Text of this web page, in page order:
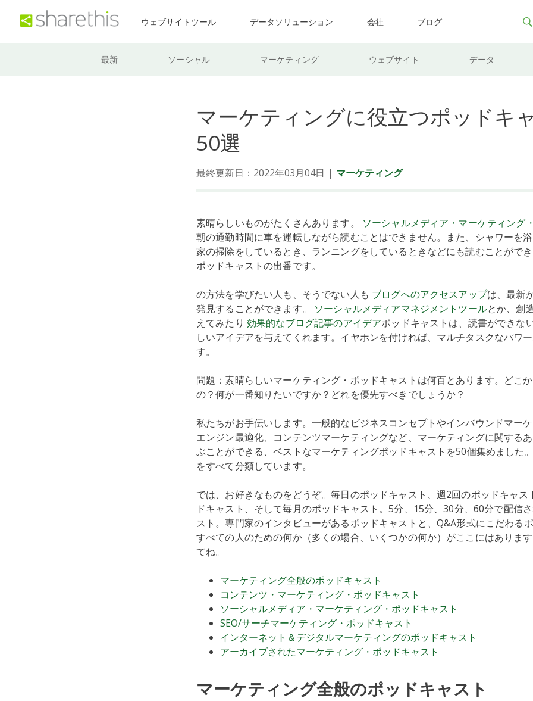
ウェブサイトツール データソリューション 会社 ブログ
最新 ソーシャル マーケティング ウェブサイト データ
マーケティングに役立つポッドキ
50選
最終更新日：2022年03月04日 | マーケティング
素晴らしいものがたくさんあります。 ソーシャルメディア・マーケティング
朝の通勤時間に車を運転しながら読むことはできません。また、シャワーを浴
家の掃除をしているとき、ランニングをしているときなどにも読むことができ
ポッドキャストの出番です。
の方法を学びたい人も、そうでない人も ブログへのアクセスアップは、最新
発見することができます。 ソーシャルメディアマネジメントツールとか、創
えてみたり 効果的なブログ記事のアイデアポッドキャストは、読書ができな
しいアイデアを与えてくれます。イヤホンを付ければ、マルチタスクなパワ
す。
問題：素晴らしいマーケティング・ポッドキャストは何百とあります。どこ
の？何が一番知りたいですか？どれを優先すべきでしょうか？
私たちがお手伝いします。一般的なビジネスコンセプトやインバウンドマー
エンジン最適化、コンテンツマーケティングなど、マーケティングに関する
ぶことができる、ベストなマーケティングポッドキャストを50個集めました
をすべて分類しています。
では、お好きなものをどうぞ。毎日のポッドキャスト、週2回のポッドキャス
ドキャスト、そして毎月のポッドキャスト。5分、15分、30分、60分で配信
スト。専門家のインタビューがあるポッドキャストと、Q&A形式にこだわるポ
すべての人のための何か（多くの場合、いくつかの何か）がここにはありま
てね。
マーケティング全般のポッドキャスト
コンテンツ・マーケティング・ポッドキャスト
ソーシャルメディア・マーケティング・ポッドキャスト
SEO/サーチマーケティング・ポッドキャスト
インターネット＆デジタルマーケティングのポッドキャスト
アーカイブされたマーケティング・ポッドキャスト
マーケティング全般のポッドキャスト